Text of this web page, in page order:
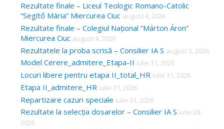
Rezultate finale – Liceul Teologic Romano-Catolic
“Segítő Mária” Miercurea Ciuc august 4, 2026
Rezultate finale – Colegiul Național “Márton Áron”
Miercurea Ciuc august 4, 2026
Rezultatele la proba scrisă – Consilier IA S august 3, 2026
Model Cerere_admitere_Etapa-II iulie 31, 2026
Locuri libere pentru etapa II_total_HR iulie 31, 2026
Etapa II_admitere_HR iulie 31, 2026
Repartizare cazuri speciale iulie 31, 2026
Rezultate la selecția dosarelor – Consilier IA S iulie 28,
2026